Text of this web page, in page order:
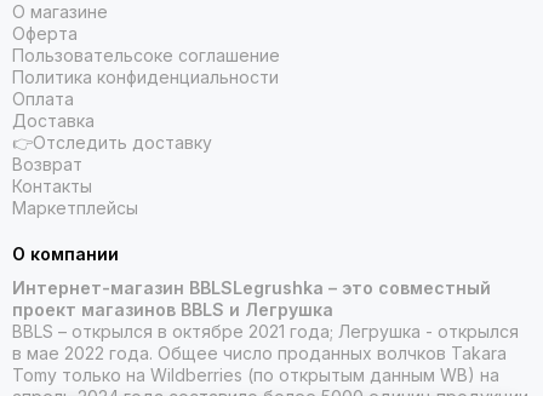
О магазине
Оферта
Пользовательсоке соглашение
Политика конфиденциальности
Оплата
Доставка
👉Отследить доставку
Возврат
Контакты
Маркетплейсы
О компании
Интернет-магазин BBLSLegrushka – это совместный
проект магазинов BBLS и Легрушка
BBLS – открылся в октябре 2021 года; Легрушка - открылся
в мае 2022 года. Общее число проданных волчков Takara
Tomy только на Wildberries (по открытым данным WB) на